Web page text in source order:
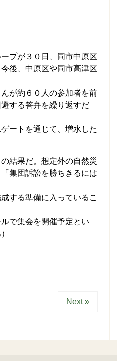
プが３０日、同市中原区
後、中原区や同市高津区
が約６０人の参加者を前
する答弁を繰り返すだ
ートを通じて、増水した
結果だ。想定外の自然災
集団訴訟を勝ちきるには
する準備に入っているこ
で集会を開催予定とい
Next »